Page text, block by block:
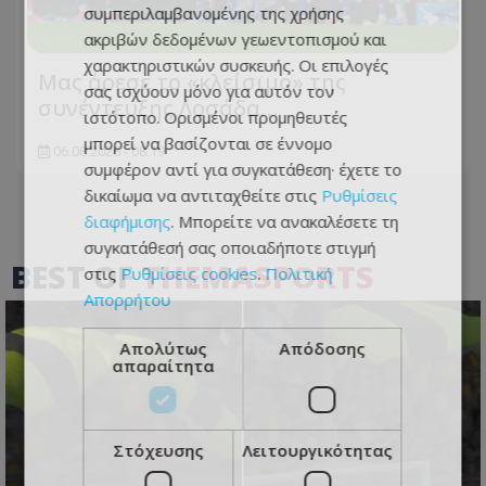
Μας άρεσε το «κλείσιμο» της
συνέντευξης Λοσάδα…
06.08.2026 - 08:19
BEST OFTHEMASPORTS
συμπεριλαμβανομένης της χρήσης
ακριβών δεδομένων γεωεντοπισμού και
χαρακτηριστικών συσκευής. Οι επιλογές
σας ισχύουν μόνο για αυτόν τον
ιστότοπο. Ορισμένοι προμηθευτές
μπορεί να βασίζονται σε έννομο
συμφέρον αντί για συγκατάθεση· έχετε το
δικαίωμα να αντιταχθείτε στις Ρυθμίσεις
διαφήμισης. Μπορείτε να ανακαλέσετε τη
συγκατάθεσή σας οποιαδήποτε στιγμή
στις Ρυθμίσεις cookies. Πολιτική
Απορρήτου
Απολύτως
απαραίτητα
Απόδοσης
Στόχευσης Λειτουργικότητας